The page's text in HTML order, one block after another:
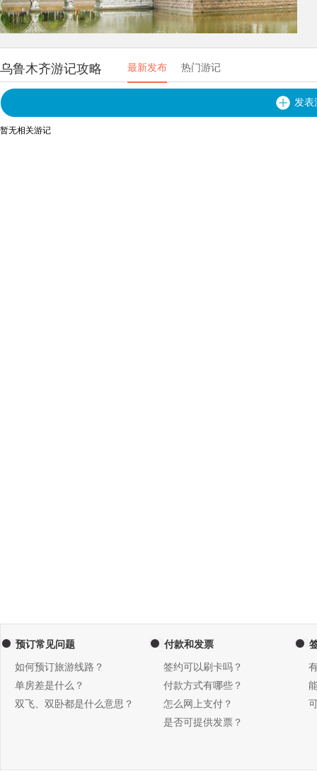
乌鲁木齐游记攻略 最新发布 热门游记
发表
暂无相关游记
预订常见问题
如何预订旅游线路？
单房差是什么？
双飞、双卧都是什么意思？
付款和发票
签约可以刷卡吗？
付款方式有哪些？
怎么网上支付？
是否可提供发票？